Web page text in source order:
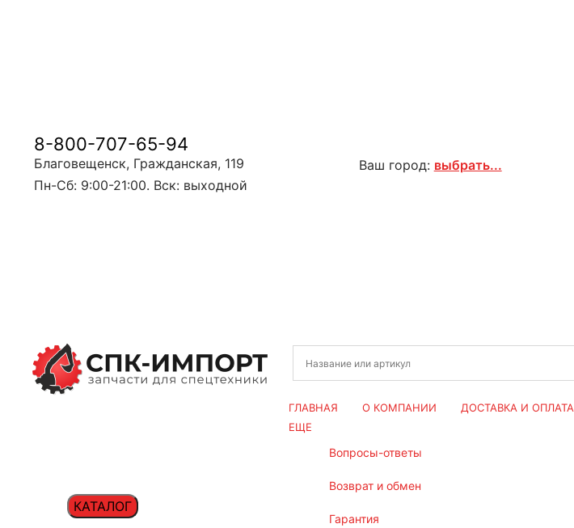
8-800-707-65-94
Благовещенск, Гражданская, 119
Пн-Сб: 9:00-21:00. Вск: выходной
Ваш город: выбрать...
КАТАЛОГ
ГЛАВНАЯ О КОМПАНИИ ДОСТАВКА И ОПЛАТА
ЕЩЕ
вопросы-ответы
возврат и обмен
гарантия